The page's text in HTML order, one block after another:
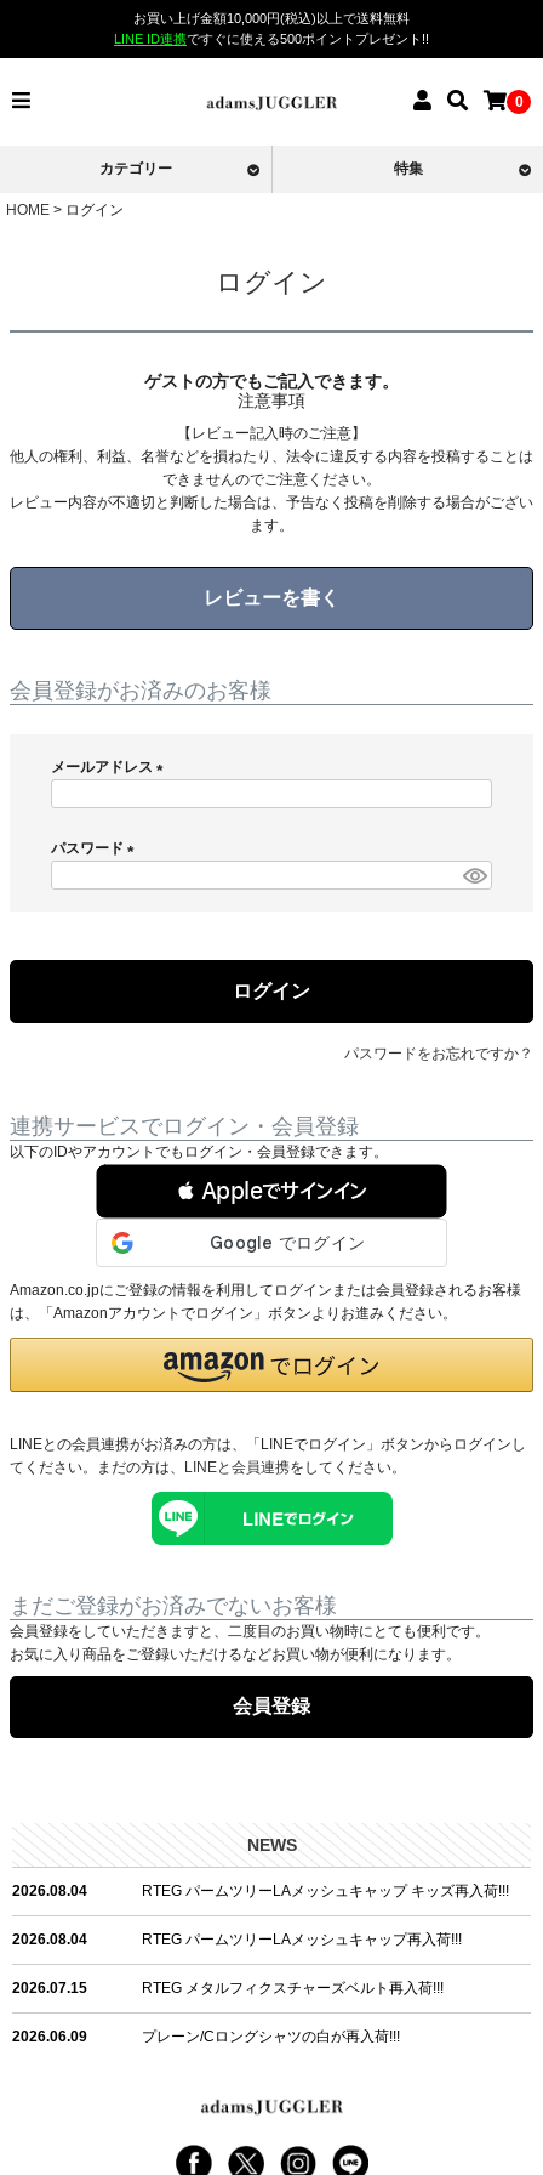
お買い上げ金額10,000円(税込)以上で送料無料
LINE ID連携ですぐに使える500ポイントプレゼント!!
0
カテゴリー 特集
HOME ログイン
ログイン
ゲストの方でもご記入できます。
注意事項
【レビュー記入時のご注意】
他人の権利、利益、名誉などを損ねたり、法令に違反する内容を投稿することは
できませんのでご注意ください。
レビュー内容が不適切と判断した場合は、予告なく投稿を削除する場合がござい
ます。
レビューを書く
会員登録がお済みのお客様
メールアドレス
)
パスワード
ログイン
パスワードをお忘れですか？
連携サービスでログイン・会員登録
以下のIDやアカウントでもログイン・会員登録できます。
 Appleでサインイン
Amazon.co.jpにご登録の情報を利用してログインまたは会員登録されるお客様
は、「Amazonアカウントでログイン」ボタンよりお進みください。
LINEとの会員連携がお済みの方は、「LINEでログイン」ボタンからログインし
てください。まだの方は、 LINEと会員連携をしてください。
まだご登録がお済みでないお客様
会員登録をしていただきますと、二度目のお買い物時にとても便利です。
お気に入り商品をご登録いただけるなどお買い物が便利になります。
会員登録
NEWS
2026.08.04 RTEG パームツリーLAメッシュキャップ キッズ再入荷!!!
2026.08.04 RTEG パームツリーLAメッシュキャップ再入荷!!!
2026.07.15 RTEG メタルフィクスチャーズベルト再入荷!!!
2026.06.09 プレーン/Cロングシャツの白が再入荷!!!